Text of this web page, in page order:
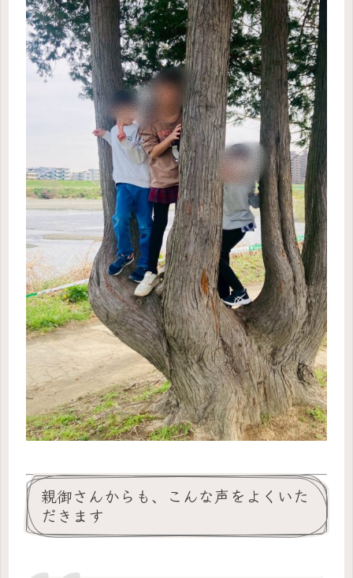
親御さんからも、こんな声をよくいた
だきます